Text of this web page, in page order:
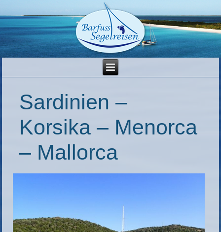
Sardinien –
Korsika – Menorca
– Mallorca